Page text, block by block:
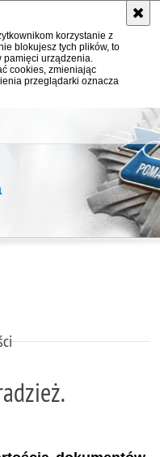
korzystanie z
blokujesz tych plików, to
pamięci urządzenia.
cookies, zmieniając
przeglądarki oznacza